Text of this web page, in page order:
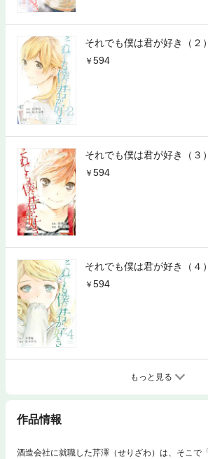
それでも僕は君が好き（２）
594
それでも僕は君が好き（３）
594
それでも僕は君が好き（４）
594
もっと見る
作品情報
酒造会社に就職した芹澤（せりざわ）は、そこで